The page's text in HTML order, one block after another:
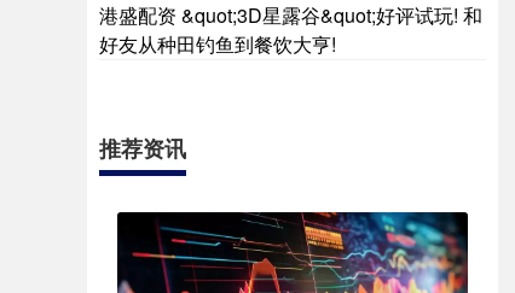
港盛配资 &quot;3D星露谷&quot;好评试玩! 和
好友从种田钓鱼到餐饮大亨!
推荐资讯